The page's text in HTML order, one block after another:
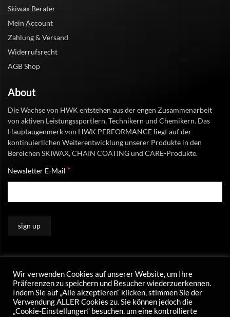
Skiwax Berater
Mein Account
Zahlung & Versand
Widerrufsrecht
AGB Shop
About
Die Wachse von HWK entstehen aus der engen Zusammenarbeit
von aktiven Leistungssportlern, Technikern und Chemikern. Das
Hauptaugenmerk von HWK PERFORMANCE liegt auf der
kontinuierlichen Weiterentwicklung unserer Produkte in den
Bereichen SKIWAX, CHAIN COATING und CARE-Produkte.
Newsletter E-Mail *
Wir verwenden Cookies auf unserer Website, um Ihre
Präferenzen zu speichern und Besucher wiederzuerkennen.
Indem Sie auf „Alle akzeptieren“ klicken, stimmen Sie der
Verwendung ALLER Cookies zu. Sie können jedoch die
„Cookie-Einstellungen“ besuchen, um eine kontrollierte